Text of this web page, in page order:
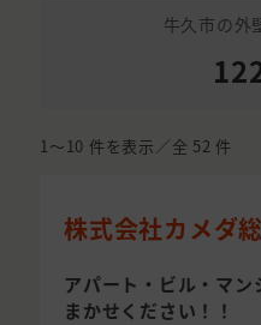
牛久市の外
1〜10 件を表示／全 52 件
株式会社カメダ
アパート・ビル・マ
まかせください！！